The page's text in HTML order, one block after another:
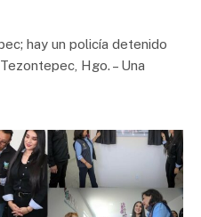
hay un policía detenido
Hgo. – Una